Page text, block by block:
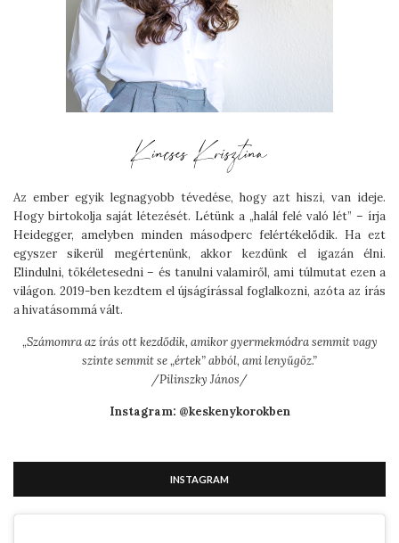
Az ember egyik legnagyobb tévedése, hogy azt hiszi, van ideje.
Hogy birtokolja saját létezését. Létünk a „halál felé való lét” – írja
Heidegger, amelyben minden másodperc felértékelődik. Ha ezt
egyszer sikerül megértenünk, akkor kezdünk el igazán élni.
Elindulni, tökéletesedni – és tanulni valamiről, ami túlmutat ezen a
világon. 2019-ben kezdtem el újságírással foglalkozni, azóta az írás
a hivatásommá vált.
„Számomra az írás ott kezdődik, amikor gyermekmódra semmit vagy
szinte semmit se „értek” abból, ami lenyűgöz.”
/Pilinszky János/
Instagram: @keskenykorokben
INSTAGRAM